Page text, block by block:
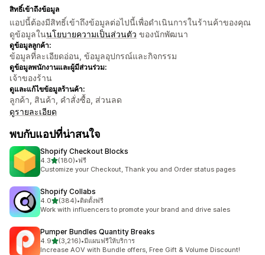
สิทธิ์เข้าถึงข้อมูล
แอปนี้ต้องมีสิทธิ์เข้าถึงข้อมูลต่อไปนี้เพื่อดำเนินการในร้านค้าของคุณ
ดูข้อมูลในนโยบายความเป็นส่วนตัว ของนักพัฒนา
ดูข้อมูลลูกค้า:
ข้อมูลที่ละเอียดอ่อน, ข้อมูลอุปกรณ์และกิจกรรม
ดูข้อมูลพนักงานและผู้มีส่วนร่วม:
เจ้าของร้าน
ดูและแก้ไขข้อมูลร้านค้า:
ลูกค้า, สินค้า, คำสั่งซื้อ, ส่วนลด
ดูรายละเอียด
พบกับแอปที่น่าสนใจ
Shopify Checkout Blocks
4.3เต็ม 5 ดาว
(180)
ทั้งหมด 180 รีวิว
•ฟรี
Customize your Checkout, Thank you and Order status pages
Shopify Collabs
4.0เต็ม 5 ดาว
(384)
ทั้งหมด 384 รีวิว
•ติดตั้งฟรี
Work with influencers to promote your brand and drive sales
Pumper Bundles Quantity Breaks
4.9เต็ม 5 ดาว
(3,216)
ทั้งหมด 3216 รีวิว
•มีแผนฟรีให้บริการ
Increase AOV with Bundle offers, Free Gift & Volume Discount!